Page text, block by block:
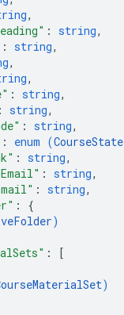
,
: string,
: string,
,
,
: string,
: string,
: string,
: enum (CourseState
: string,
: string,
: string,
: {
)
:
[
)